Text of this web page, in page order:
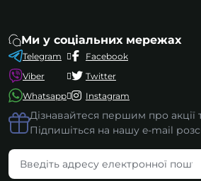
Ми у соціальних мережах
Telegram
Viber
Whatsapp
Facebook
Twitter
Instagram
Дізнавайтеся першим про акції
Підпишіться на нашу e-mail